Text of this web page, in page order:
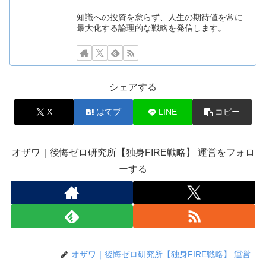
知識への投資を怠らず、人生の期待値を常に
最大化する論理的な戦略を発信します。
シェアする
X はてブ LINE コピー
オザワ｜後悔ゼロ研究所【独身FIRE戦略】 運営をフォロ
ーする
オザワ｜後悔ゼロ研究所【独身FIRE戦略】 運営